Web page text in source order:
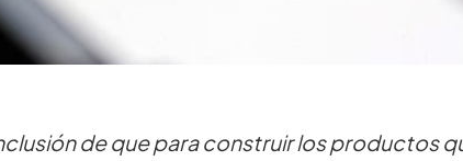
de que para construir los productos